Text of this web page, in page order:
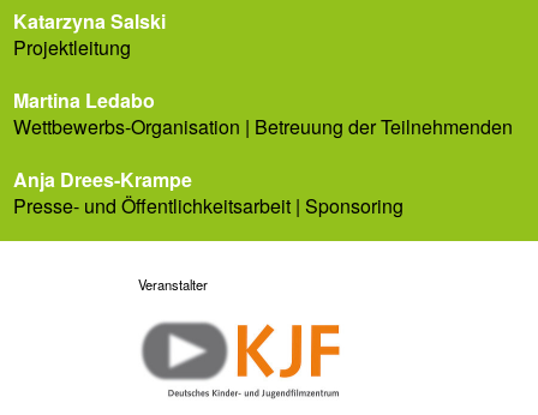
Katarzyna Salski
Projektleitung
Martina Ledabo
Wettbewerbs-Organisation | Betreuung der Teilnehmenden
Anja Drees-Krampe
Presse- und Öffentlichkeitsarbeit | Sponsoring
Veranstalter